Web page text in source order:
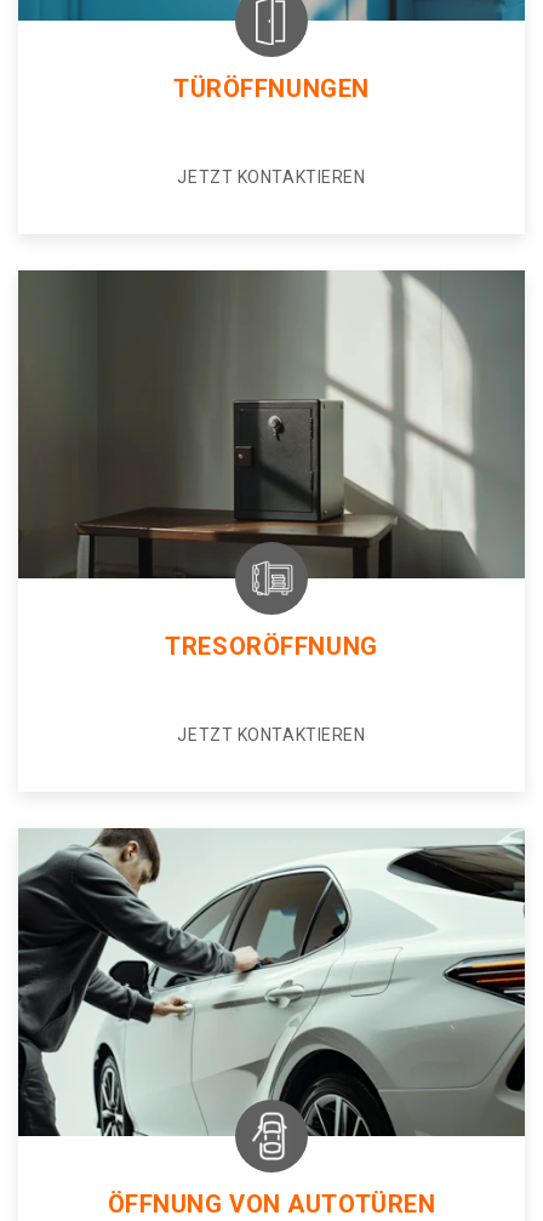
TÜRÖFFNUNGEN
JETZT KONTAKTIEREN
TRESORÖFFNUNG
JETZT KONTAKTIEREN
ÖFFNUNG VON AUTOTÜREN